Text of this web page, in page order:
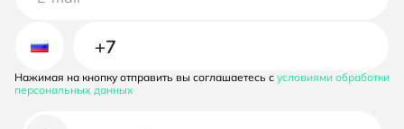
Неверный номер телефона
Нажимая на кнопку отправить вы соглашаетесь с условиями обработки
персональных данных